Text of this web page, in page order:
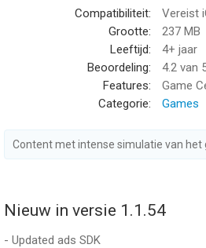
of hoger, geschikt bevonden voor
Informatie voor Mahjong Deluxe Gois
Compatibiliteit:
Vereist
Grootte:
237 MB
Leeftijd:
4+ jaar
Beoordeling:
4.2 van
Features:
Game
Categorie:
Games
Content met intense simulatie van het
Nieuw in versie 1.1.54
- Updated ads SDK